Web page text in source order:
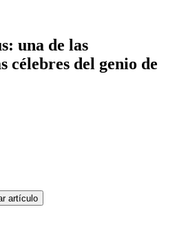
una de las
célebres del genio de
artículo